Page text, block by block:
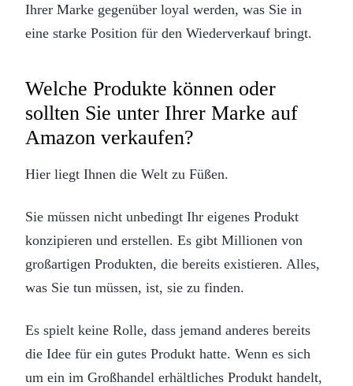
Ihrer Marke gegenüber loyal werden, was Sie in
eine starke Position für den Wiederverkauf bringt.
Welche Produkte können oder
sollten Sie unter Ihrer Marke auf
Amazon verkaufen?
Hier liegt Ihnen die Welt zu Füßen.
Sie müssen nicht unbedingt Ihr eigenes Produkt
konzipieren und erstellen. Es gibt Millionen von
großartigen Produkten, die bereits existieren. Alles,
was Sie tun müssen, ist, sie zu finden.
Es spielt keine Rolle, dass jemand anderes bereits
die Idee für ein gutes Produkt hatte. Wenn es sich
um ein im Großhandel erhältliches Produkt handelt,